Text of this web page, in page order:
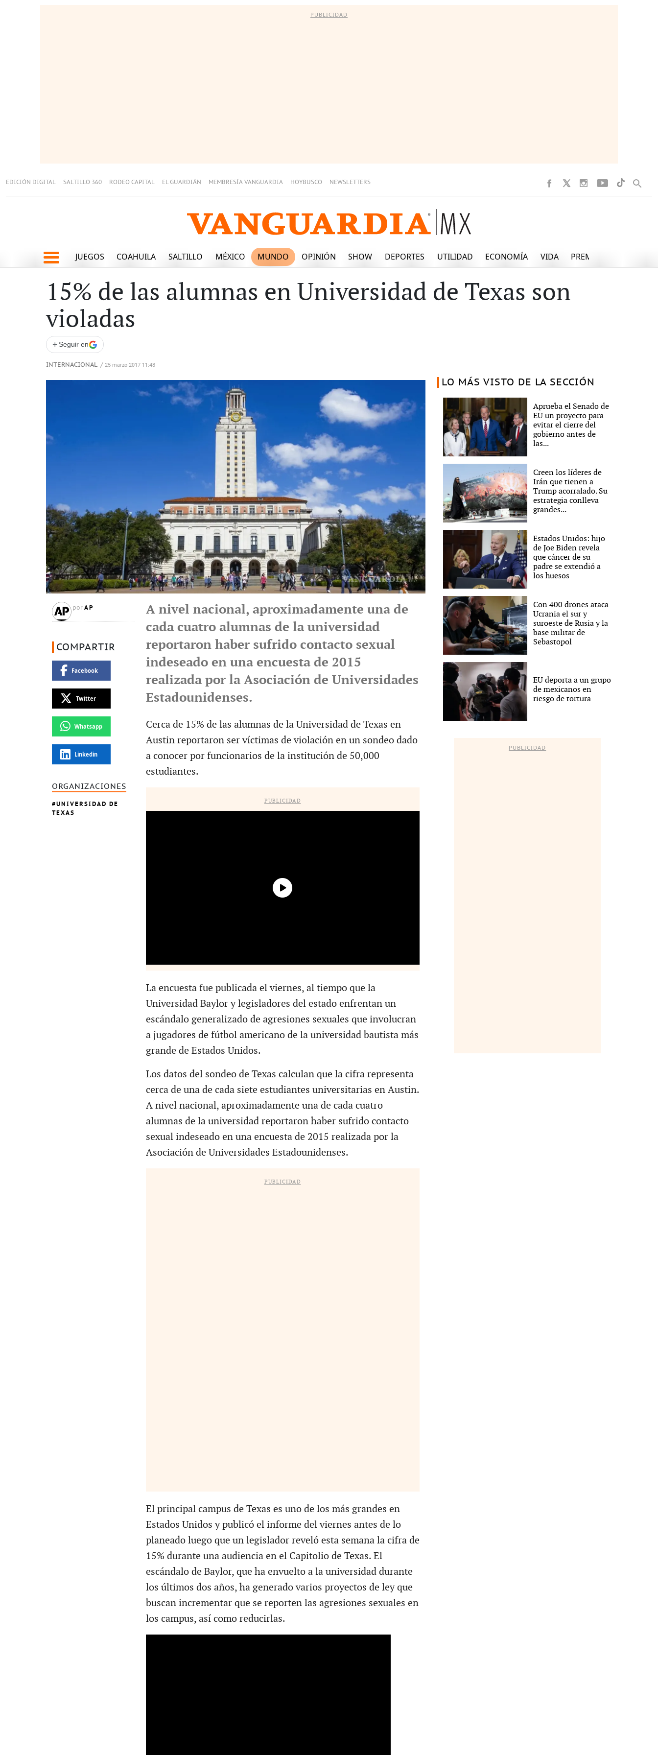
PUBLICIDAD
EDICIÓN DIGITAL SALTILLO 360 RODEO CAPITAL EL GUARDIÁN MEMBRESÍA VANGUARDIA HOYBUSCO NEWSLETTERS
JUEGOS COAHUILA SALTILLO MÉXICO MUNDO OPINIÓN SHOW DEPORTES UTILIDAD ECONOMÍA VIDA PREMIUM
15% de las alumnas en Universidad de Texas son
violadas
+ Seguir en
INTERNACIONAL / 25 marzo 2017 11:48
por AP
COMPARTIR
Facebook
Twitter
Whatsapp
Linkedin
ORGANIZACIONES
UNIVERSIDAD DE
TEXAS
A nivel nacional, aproximadamente una de
cada cuatro alumnas de la universidad
reportaron haber sufrido contacto sexual
indeseado en una encuesta de 2015
realizada por la Asociación de Universidades
Estadounidenses.
Cerca de 15% de las alumnas de la Universidad de Texas en
Austin reportaron ser víctimas de violación en un sondeo dado
a conocer por funcionarios de la institución de 50,000
estudiantes.
PUBLICIDAD
La encuesta fue publicada el viernes, al tiempo que la
Universidad Baylor y legisladores del estado enfrentan un
escándalo generalizado de agresiones sexuales que involucran
a jugadores de fútbol americano de la universidad bautista más
grande de Estados Unidos.
Los datos del sondeo de Texas calculan que la cifra representa
cerca de una de cada siete estudiantes universitarias en Austin.
A nivel nacional, aproximadamente una de cada cuatro
alumnas de la universidad reportaron haber sufrido contacto
sexual indeseado en una encuesta de 2015 realizada por la
Asociación de Universidades Estadounidenses.
PUBLICIDAD
El principal campus de Texas es uno de los más grandes en
Estados Unidos y publicó el informe del viernes antes de lo
planeado luego que un legislador reveló esta semana la cifra de
15% durante una audiencia en el Capitolio de Texas. El
escándalo de Baylor, que ha envuelto a la universidad durante
los últimos dos años, ha generado varios proyectos de ley que
buscan incrementar que se reporten las agresiones sexuales en
los campus, así como reducirlas.
LO MÁS VISTO DE LA SECCIÓN
Aprueba el Senado de
EU un proyecto para
evitar el cierre del
gobierno antes de
las...
Creen los líderes de
Irán que tienen a
Trump acorralado. Su
estrategia conlleva
grandes...
Estados Unidos: hijo
de Joe Biden revela
que cáncer de su
padre se extendió a
los huesos
Con 400 drones ataca
Ucrania el sur y
suroeste de Rusia y la
base militar de
Sebastopol
EU deporta a un grupo
de mexicanos en
riesgo de tortura
PUBLICIDAD